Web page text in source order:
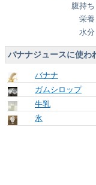
腹持ち
栄養
水分
バナナジュースに使わ
バナナ
ガムシロップ
牛乳
氷